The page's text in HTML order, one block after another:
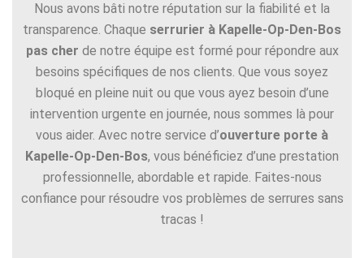
Nous avons bâti notre réputation sur la fiabilité et la
transparence. Chaque serrurier à Kapelle-Op-Den-Bos
pas cher de notre équipe est formé pour répondre aux
besoins spécifiques de nos clients. Que vous soyez
bloqué en pleine nuit ou que vous ayez besoin d’une
intervention urgente en journée, nous sommes là pour
vous aider. Avec notre service d’ouverture porte à
Kapelle-Op-Den-Bos, vous bénéficiez d’une prestation
professionnelle, abordable et rapide. Faites-nous
confiance pour résoudre vos problèmes de serrures sans
tracas !